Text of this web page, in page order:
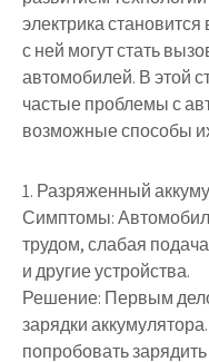
электрика
с ней могут стать
автомобилей. В этой
частые проблемы с
возможные способы
1. Разряженный
Симптомы:
трудом, слабая
и другие устройства.
Решение: Первым
зарядки
попробовать